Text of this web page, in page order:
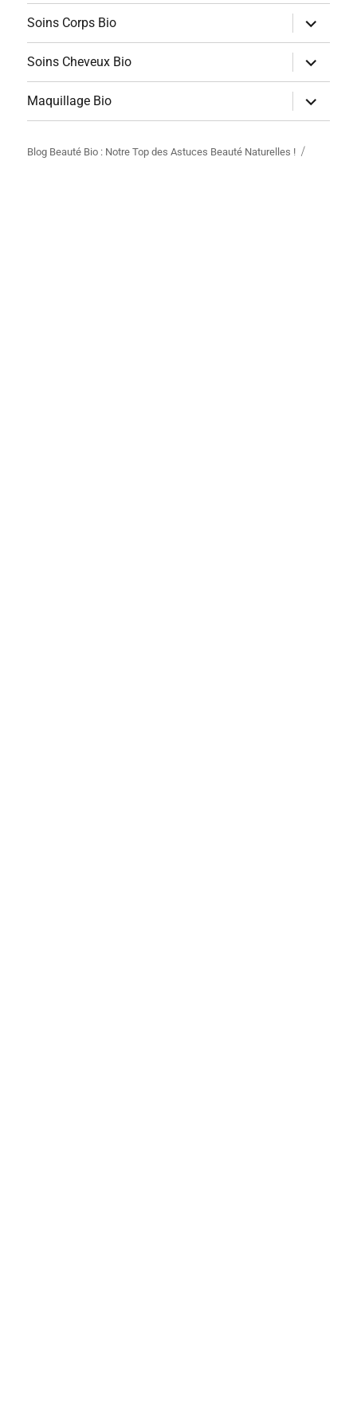
sous-
menu
Soins Corps Bio
ouvrir
le
sous-
menu
Soins Cheveux Bio
ouvrir
le
sous-
menu
Maquillage Bio
ouvrir
le
sous-
Blog Beauté Bio : Notre Top des Astuces Beauté Naturelles !